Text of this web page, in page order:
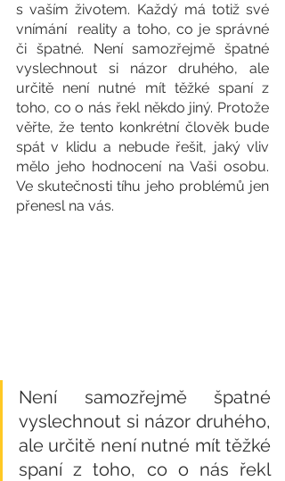
s vaším životem. Každý má totiž své
vnímání  reality a toho, co je správné
či špatné. Není samozřejmě špatné
vyslechnout si názor druhého, ale
určitě není nutné mít těžké spaní z
toho, co o nás řekl někdo jiný. Protože
věřte, že tento konkrétní člověk bude
spát v klidu a nebude řešit, jaký vliv
mělo jeho hodnocení na Vaši osobu.
Ve skutečnosti tíhu jeho problémů jen
přenesl na vás.
Není samozřejmě špatné
vyslechnout si názor druhého,
ale určitě není nutné mít těžké
spaní z toho, co o nás řekl